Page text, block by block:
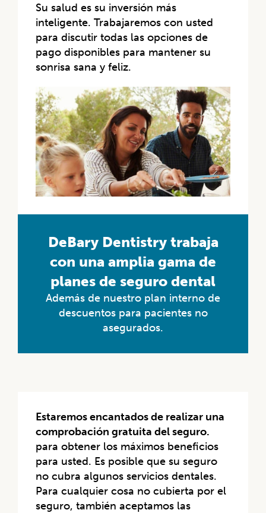
Su salud es su inversión más
inteligente. Trabajaremos con usted
para discutir todas las opciones de
pago disponibles para mantener su
sonrisa sana y feliz.
DeBary Dentistry trabaja
con una amplia gama de
planes de seguro dental
Además de nuestro plan interno de
descuentos para pacientes no
asegurados.
Estaremos encantados de realizar una
comprobación gratuita del seguro.
para obtener los máximos beneficios
para usted. Es posible que su seguro
no cubra algunos servicios dentales.
Para cualquier cosa no cubierta por el
seguro, también aceptamos las